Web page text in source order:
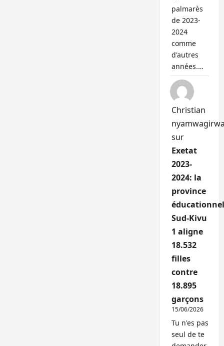
palmarès
de 2023-
2024
comme
d'autres
années.…
Christian
sur
Exetat
2023-
2024: la
province
Sud-Kivu
1 aligne
18.532
filles
contre
18.895
garçons
15/06/2026
Tu n'es pas
seul de te